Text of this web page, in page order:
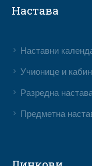
Настава
Наставни
Учионице и
Разредна
Предметна